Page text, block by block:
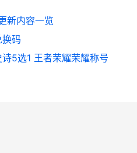
新内容一览
码
5选1 王者荣耀荣耀称号